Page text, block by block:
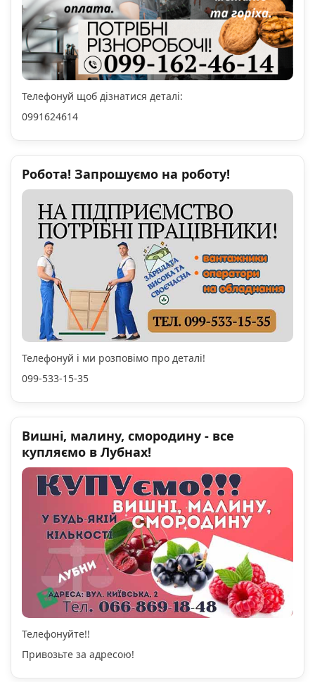
Телефонуй щоб дізнатися деталі:
0991624614
Робота! Запрошуємо на роботу!
Телефонуй і ми розповімо про деталі!
099-533-15-35
Вишні, малину, смородину - все
купляємо в Лубнах!
Телефонуйте!!
Привозьте за адресою!